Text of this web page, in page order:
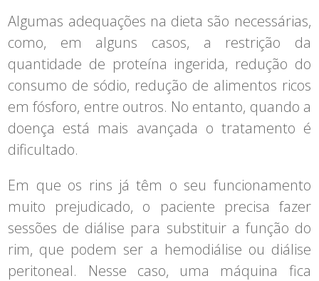
Algumas adequações na dieta são necessárias,
como, em alguns casos, a restrição da
quantidade de proteína ingerida, redução do
consumo de sódio, redução de alimentos ricos
em fósforo, entre outros. No entanto, quando a
doença está mais avançada o tratamento é
dificultado.
Em que os rins já têm o seu funcionamento
muito prejudicado, o paciente precisa fazer
sessões de diálise para substituir a função do
rim, que podem ser a hemodiálise ou diálise
peritoneal. Nesse caso, uma máquina fica